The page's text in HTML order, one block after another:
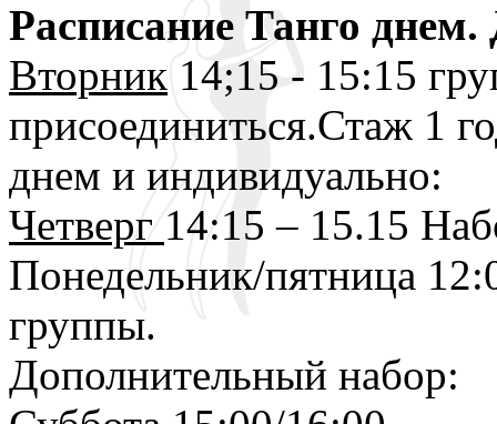
Расписание Танго
Вторник 14;15 - 15:15
присоединиться.Стаж 1
днем и индивидуально:
Четверг 14:15 – 15.15
Понедельник/пятница
группы.
Дополнительный набор: